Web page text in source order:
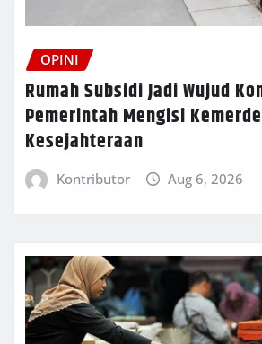
OPINI
Rumah Subsidi Jadi Wujud
Pemerintah Mengisi
Kesejahteraan
Kontributor Aug 6, 2026